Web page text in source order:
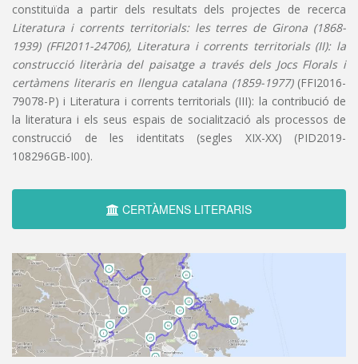
constituïda a partir dels resultats dels projectes de recerca
Literatura i corrents territorials: les terres de Girona (1868-
1939) (FFI2011-24706), Literatura i corrents territorials (II): la
construcció literària del paisatge a través dels Jocs Florals i
certàmens literaris en llengua catalana (1859-1977)(FFI2016-
79078-P) i Literatura i corrents territorials (III): la contribució de
la literatura i els seus espais de socialització als processos de
construcció de les identitats (segles XIX-XX) (PID2019-
108296GB-I00).
CERTÀMENS LITERARIS